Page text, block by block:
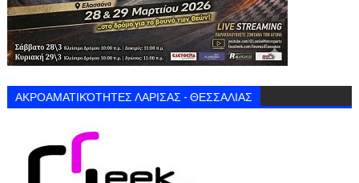
ΑΚΡΟΑΜΑΤΙΚΌΤΗΤΕΣ ΛΑΡΙΣΑΣ - ΘΕΣΣΑΛΙΑΣ